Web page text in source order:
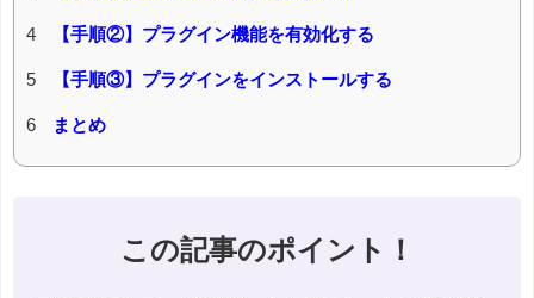
4 【手順②】プラグイン機能を有効化する
5 【手順③】プラグインをインストールする
6 まとめ
この記事のポイント！